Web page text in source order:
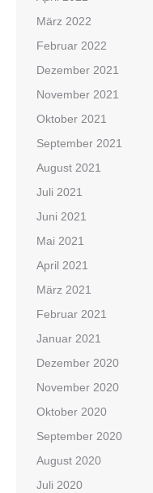
März 2022
Februar 2022
Dezember 2021
November 2021
Oktober 2021
September 2021
August 2021
Juli 2021
Juni 2021
Mai 2021
April 2021
März 2021
Februar 2021
Januar 2021
Dezember 2020
November 2020
Oktober 2020
September 2020
August 2020
Juli 2020